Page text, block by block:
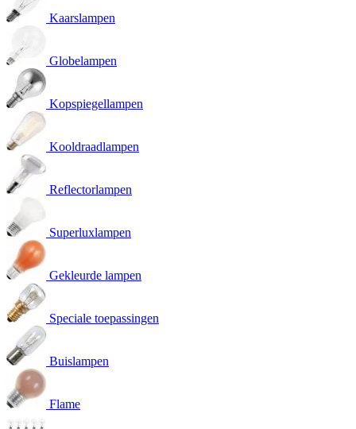
Kaarslampen
Globelampen
Kopspiegellampen
Kooldraadlampen
Reflectorlampen
Superluxlampen
Gekleurde lampen
Speciale toepassingen
Buislampen
Flame